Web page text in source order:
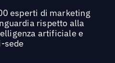
esperti di marketing
rispetto alla
artificiale e
sede